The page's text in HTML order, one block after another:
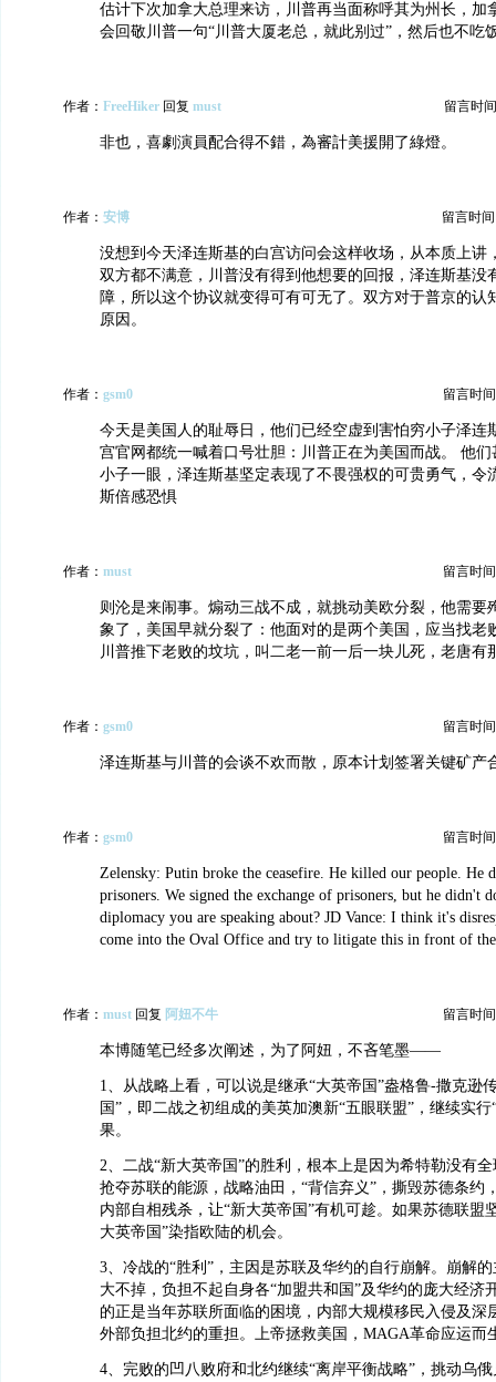
估计下次加拿大总理来访，川普再当面称呼其为州长，加
会回敬川普一句“川普大厦老总，就此别过”，然后也不吃
作者： FreeHiker 回复 must 留言时
非也，喜劇演員配合得不錯，為審計美援開了綠燈。
作者： 安博 留言时间
没想到今天泽连斯基的白宫访问会这样收场，从本质上讲
双方都不满意，川普没有得到他想要的回报，泽连斯基没
障，所以这个协议就变得可有可无了。双方对于普京的认
原因。
作者： gsm0 留言时
今天是美国人的耻辱日，他们已经空虚到害怕穷小子泽连
宫官网都统一喊着口号壮胆：川普正在为美国而战。 他
小子一眼，泽连斯基坚定表现了不畏强权的可贵勇气，令
斯倍感恐惧
作者： must 留言时
则沦是来闹事。煽动三战不成，就挑动美欧分裂，他需要
象了，美国早就分裂了：他面对的是两个美国，应当找老
川普推下老败的坟坑，叫二老一前一后一块儿死，老唐有
作者： gsm0 留言时
泽连斯基与川普的会谈不欢而散，原本计划签署关键矿产
作者： gsm0 留言时
Zelensky: Putin broke the ceasefire. He killed our people. He
prisoners. We signed the exchange of prisoners, but he didn't
diplomacy you are speaking about? JD Vance: I think it's
come into the Oval Office and try to litigate this in front of
作者： must 回复 阿妞不牛 留言时
本博随笔已经多次阐述，为了阿妞，不吝笔墨——
1、从战略上看，可以说是继承“大英帝国”盎格鲁-撒克逊
国”，即二战之初组成的美英加澳新“五眼联盟”，继续实
果。
2、二战“新大英帝国”的胜利，根本上是因为希特勒没有
抢夺苏联的能源，战略油田，“背信弃义”，撕毁苏德条约
内部自相残杀，让“新大英帝国”有机可趁。如果苏德联盟
大英帝国”染指欧陆的机会。
3、冷战的“胜利”，主因是苏联及华约的自行崩解。崩解
大不掉，负担不起自身各“加盟共和国”及华约的庞大经济
的正是当年苏联所面临的困境，内部大规模移民入侵及深
外部负担北约的重担。上帝拯救美国，MAGA革命应运而
4、完败的凹八败府和北约继续“离岸平衡战略”，挑动乌